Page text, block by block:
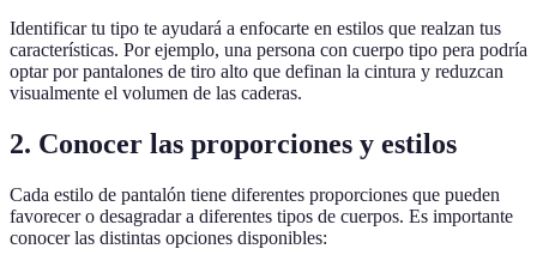
Identificar tu tipo te ayudará a enfocarte en estilos que realzan tus
características. Por ejemplo, una persona con cuerpo tipo pera podría
optar por pantalones de tiro alto que definan la cintura y reduzcan
visualmente el volumen de las caderas.
2. Conocer las proporciones y estilos
Cada estilo de pantalón tiene diferentes proporciones que pueden
favorecer o desagradar a diferentes tipos de cuerpos. Es importante
conocer las distintas opciones disponibles: